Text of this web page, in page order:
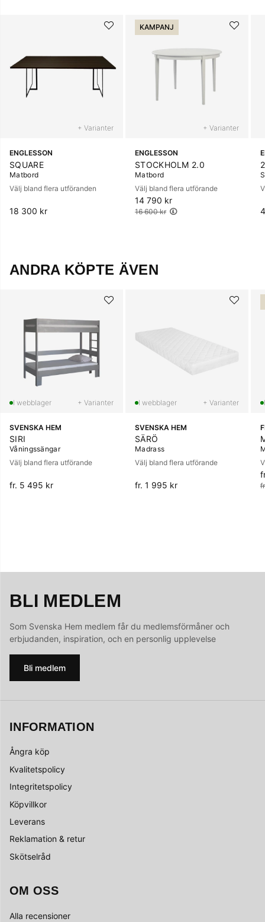
+ Varianter
ENGLESSON
SQUARE
Matbord
Välj bland flera utföranden
18 300 kr
KAMPANJ
+ Varianter
ENGLESSON
STOCKHOLM 2.0
Matbord
Välj bland flera utförande
14 790 kr
Ordinarie pris:
16 600 kr
ANDRA KÖPTE ÄVEN
+ Varianter
SVENSKA HEM
SIRI
Våningssängar
Välj bland flera utförande
fr. 5 495 kr
+ Varianter
SVENSKA HEM
SÄRÖ
Madrass
Välj bland flera utförande
fr. 1 995 kr
BLI MEDLEM
Som Svenska Hem medlem får du medlemsförmåner och
erbjudanden, inspiration, och en personlig upplevelse
Bli medlem
INFORMATION
Ångra köp
Kvalitetspolicy
Integritetspolicy
Köpvillkor
Leverans
Reklamation & retur
Skötselråd
OM OSS
Alla recensioner